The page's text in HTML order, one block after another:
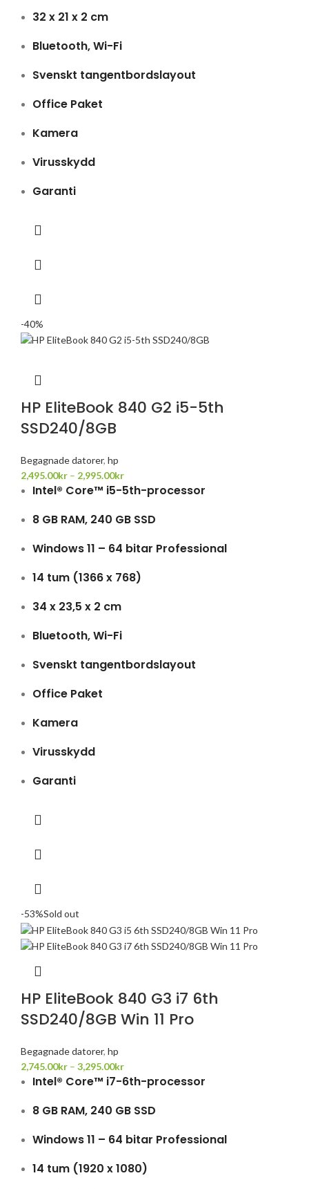
32 x 21 x 2 cm
Bluetooth, Wi-Fi
Svenskt tangentbordslayout
Office Paket
Kamera
Virusskydd
Garanti
-40%
HP EliteBook 840 G2 i5-5th
SSD240/8GB
Begagnade datorer, hp
2,495.00kr – 2,995.00kr
Intel® Core™ i5-5th-processor
8 GB RAM, 240 GB SSD
Windows 11 – 64 bitar Professional
14 tum (1366 x 768)
34 x 23,5 x 2 cm
Bluetooth, Wi-Fi
Svenskt tangentbordslayout
Office Paket
Kamera
Virusskydd
Garanti
-53%Sold out
HP EliteBook 840 G3 i7 6th
SSD240/8GB Win 11 Pro
Begagnade datorer, hp
2,745.00kr – 3,295.00kr
Intel® Core™ i7-6th-processor
8 GB RAM, 240 GB SSD
Windows 11 – 64 bitar Professional
14 tum (1920 x 1080)